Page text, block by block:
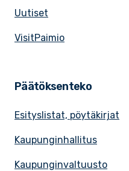
Uutiset
VisitPaimio
Päätöksenteko
Esityslistat, pöytäkirjat
Kaupunginhallitus
Kaupunginvaltuusto